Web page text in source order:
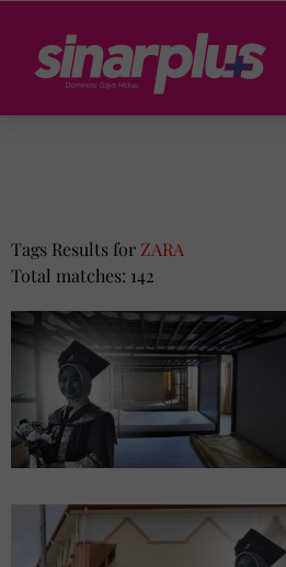
Tags Results for ZARA
Total matches: 142